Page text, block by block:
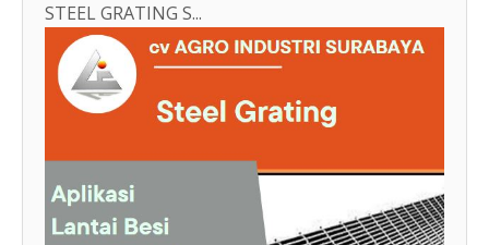
STEEL GRATING S...